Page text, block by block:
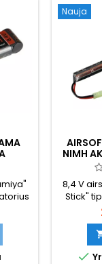
Nauja
NIMH
8,4 V
Stick"
